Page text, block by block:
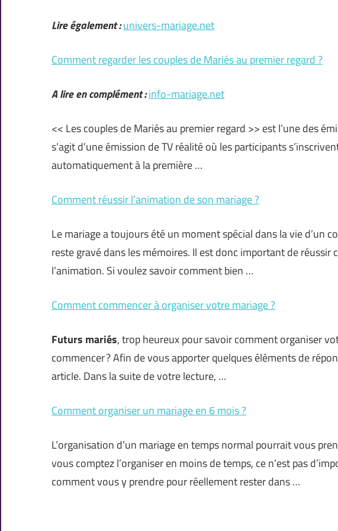
Lire également :univers-mariage.net
Comment regarder les couples de Mariés au premier regard ?
A lire en complément :info-mariage.net
<< Les couples de Mariés au premier regard >> est l’une des
s’agit d’une émission de TV réalité où les participants
automatiquement à la première …
Comment réussir l’animation de son mariage ?
Le mariage a toujours été un moment spécial dans la vie d’un
reste gravé dans les mémoires. Il est donc important de
l’animation. Si voulez savoir comment bien …
Comment commencer à organiser votre mariage ?
Futurs mariés, trop heureux pour savoir comment organiser
commencer ? Afin de vous apporter quelques éléments de
article. Dans la suite de votre lecture, …
Comment organiser un mariage en 6 mois ?
L’organisation d’un mariage en temps normal pourrait vous
vous comptez l’organiser en moins de temps, ce n’est pas
comment vous y prendre pour réellement rester dans …